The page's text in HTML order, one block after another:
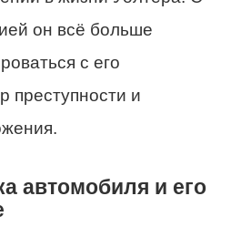
он всё больше
с его
преступности и
автомобиля и его